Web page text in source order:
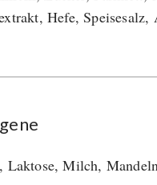
Hefe,
Laktose, Milch,